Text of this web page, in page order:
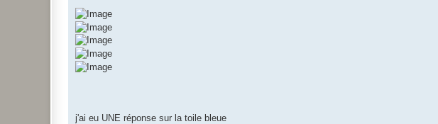
j'ai eu UNE réponse sur la toile bleue